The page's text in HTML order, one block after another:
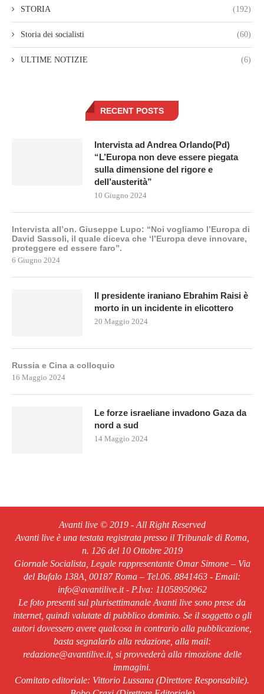
STORIA (192)
Storia dei socialisti (60)
ULTIME NOTIZIE (6)
RECENT POSTS
Intervista ad Andrea Orlando(Pd)
“L’Europa non deve essere piegata
sulla dimensione del rigore e
dell’austerità”
10 Giugno 2024
Intervista all’on. Giuseppe Lupo: “Noi vogliamo l’Europa di
David Sassoli, il quale diceva che ‘l’Europa deve innovare,
proteggere ed essere faro”.
6 Giugno 2024
Il presidente iraniano Ebrahim Raisi è
morto in un incidente in elicottero
20 Maggio 2024
Russia e Cina a colloquio
16 Maggio 2024
Le forze israeliane invadono Gaza da
nord a sud
14 Maggio 2024
Avanti live © 2019 - All Right Reserved
Avanti live è una testata registrata presso il Tribunale di Roma,
n. 126 del 10 Ottobre 2019
Giornale Socialista, Legale rappresentante Omar Simone – Via
del Bufalo 138A, 00187 Roma – Tel.06. 8841463 - Email:
info@avantilive.it - P.Iva: 11058950962
Le foto presenti sul plurisettimanale Avanti live sono prese da
internet, quindi valutate di pubblico dominio. Se il soggetto o gli
autori dovessero avere qualcosa in contrario alla pubblicazione,
basta segnalarlo alla redazione, alla mail:
redazione@avantilive.it, si provvederà alla rimozione delle
immagini.
Comitato editoriale: Vittorio Lussana (Direttore Responsabile).